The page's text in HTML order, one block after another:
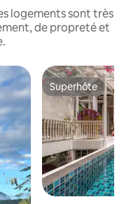
logements sont très
de propreté et
Superhôte
Superhôte